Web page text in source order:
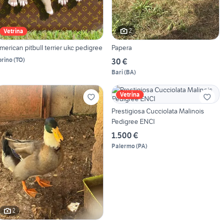
Vetrina
pitbull terrier ukc pedigree
(TO)
2
Papera
30 €
Bari(BA)
2
Vetrina
Prestigiosa Cucciolata Malinois
Pedigree ENCI
1.500 €
Palermo(PA)